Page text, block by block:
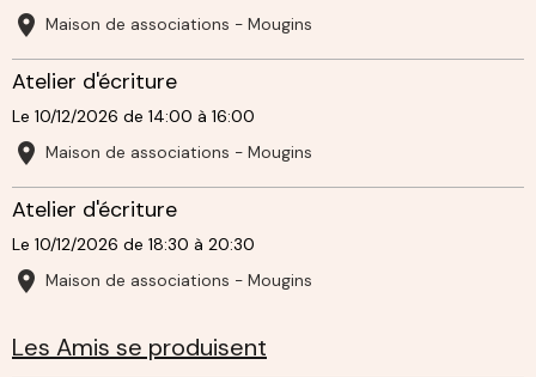
Maison de associations - Mougins
Atelier d'écriture
Le 10/12/2026 de 14:00 à 16:00
Maison de associations - Mougins
Atelier d'écriture
Le 10/12/2026 de 18:30 à 20:30
Maison de associations - Mougins
Les Amis se produisent